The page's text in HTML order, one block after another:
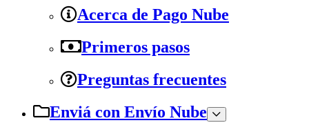
Acerca de Pago Nube
Primeros pasos
Preguntas frecuentes
Enviá con Envío Nube